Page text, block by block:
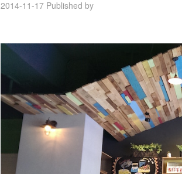
2014-11-17 Published by